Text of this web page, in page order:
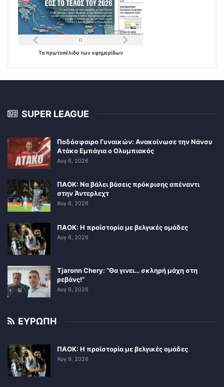
Τα πρωτοσέλιδα των εφημερίδων
SUPER LEAGUE
Ποδόσφαιρο Γυναικών: Ανακοίνωσε την Νάνσυ
Ατάκο Εμπάγια ο Ολυμπιακός
Αυγ 6, 2026
ΠΑΟΚ: Να βάλει βάσεις πρόκρισης απέναντι
στην Άντερλεχτ
Αυγ 6, 2026
ΠΑΟΚ: Η προϊστορία με βελγικές ομάδες
Αυγ 6, 2026
Tjaronn Chery: “Θα γινει… σκληρή μάχη στη
ρεβάνς!”
Αυγ 6, 2026
ΕΥΡΩΠΗ
ΠΑΟΚ: Η προϊστορία με βελγικές ομάδες
Αυγ 6, 2026